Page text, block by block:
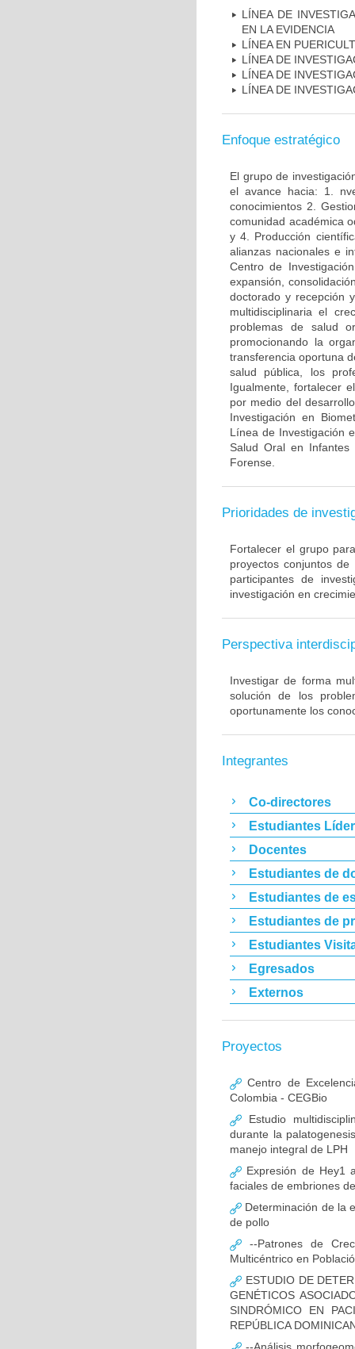
LÍNEA DE
EN LA EVIDENCIA
LÍNEA EN
LÍNEA DE
LÍNEA DE
LÍNEA DE
Enfoque estratégico
El grupo de
el avance hacia: 1.
conocimientos 2.
comunidad académica
y 4. Producción
alianzas nacionales e
Centro de
expansión,
doctorado y recepción
multidisciplinaria el
problemas de salud
promocionando la
transferencia oportuna
salud pública, los
Igualmente, fortalecer
por medio del
Investigación en
Línea de Investigación
Salud Oral en
Forense.
Prioridades de
Fortalecer el grupo
proyectos conjuntos
participantes de
investigación en
Perspectiva
Investigar de forma
solución de los
oportunamente los
Integrantes
Co-directores
Estudiantes
Docentes
Estudiantes de
Estudiantes de
Estudiantes de
Estudiantes
Egresados
Externos
Proyectos
Centro de
Colombia - CEGBio
Estudio
durante la
manejo integral de LPH
Expresión de Hey1
faciales de embriones
Determinación de la
de pollo
--Patrones de
Multicéntrico en
ESTUDIO DE
GENÉTICOS
SINDRÓMICO EN
REPÚBLICA